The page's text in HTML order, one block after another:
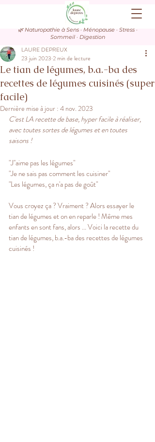
🌿 Naturopathie à Sens · Ménopause · Stress ·
Sommeil · Digestion
Le tian de légumes, b.a.-ba des
recettes de légumes cuisinés (super
facile)
LAURE DEPREUX
23 juin 2023 2 min de lecture
Dernière mise à jour : 4 nov. 2023
C'est LA recette de base, hyper facile à réaliser,
avec toutes sortes de légumes et en toutes
saisons !
"J''aime pas les légumes"
"Je ne sais pas comment les cuisiner"
"Les légumes, ça n'a pas de goût"
Vous croyez ça ? Vraiment ? Alors essayer le
tian de légumes et on en reparle ! Même mes
enfants en sont fans, alors ... Voici la recette du
tian de légumes, b.a.-ba des recettes de légumes
cuisinés !